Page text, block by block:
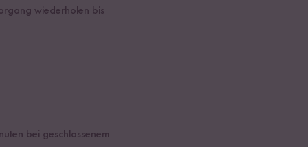
wiederholen bis
bei geschlossenem